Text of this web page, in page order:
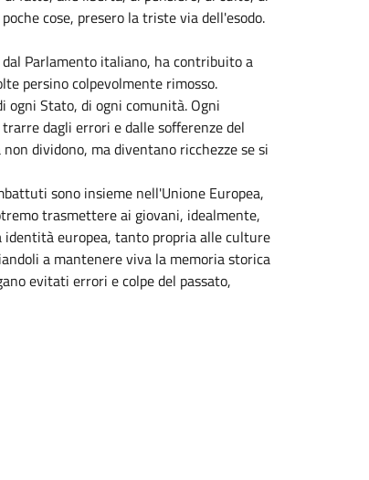
cose, presero la triste via dell'esodo.
Parlamento italiano, ha contribuito a
persino colpevolmente rimosso.
Stato, di ogni comunità. Ogni
dagli errori e dalle sofferenze del
dividono, ma diventano ricchezze se si
sono insieme nell'Unione Europea,
trasmettere ai giovani, idealmente,
identità europea, tanto propria alle culture
a mantenere viva la memoria storica
evitati errori e colpe del passato,